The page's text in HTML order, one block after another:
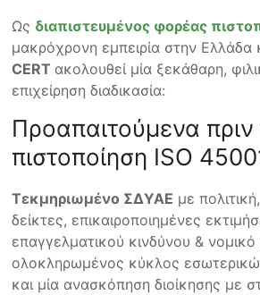
Ως διαπιστευμένος φορέας
μακρόχρονη εμπειρία στην Ελλάδα
CERT ακολουθεί μία ξεκάθαρη,
επιχείρηση διαδικασία:
Προαπαιτούμενα πριν
πιστοποίηση ISO
Τεκμηριωμένο ΣΔΥΑΕ με
δείκτες, επικαιροποιημένες
επαγγελματικού κινδύνου &
ολοκληρωμένος κύκλος
και μία ανασκόπηση διοίκησης με